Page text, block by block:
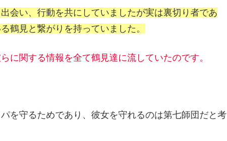
会い、行動を共にしていましたが実は裏切り者であ
鶴見と繋がりを持っていました。
に関する情報を全て鶴見達に流していたのです。
を守るためであり、彼女を守れるのは第七師団だと考